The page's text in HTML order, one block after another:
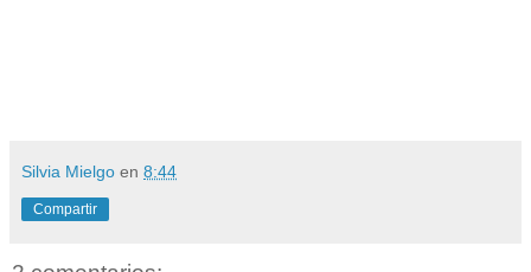
Silvia Mielgo en 8:44
Compartir